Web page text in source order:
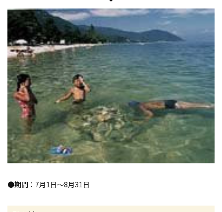
●期間：7月1日〜8月31日